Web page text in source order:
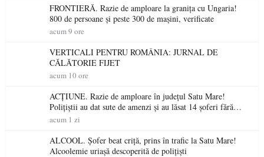
FRONTIERĂ. Razie de amploare la granița cu Ungaria!
800 de persoane și peste 300 de mașini, verificate
acum 9 ore
VERTICALI PENTRU ROMÂNIA: JURNAL DE
CĂLĂTORIE FIJET
acum 10 ore
ACȚIUNE. Razie de amploare în județul Satu Mare!
Polițiștii au dat sute de amenzi și au lăsat 14 șoferi fără
permis într-o singură zi
acum 1 zi
ALCOOL. Șofer beat criță, prins în trafic la Satu Mare!
Alcoolemie uriașă descoperită de polițiști